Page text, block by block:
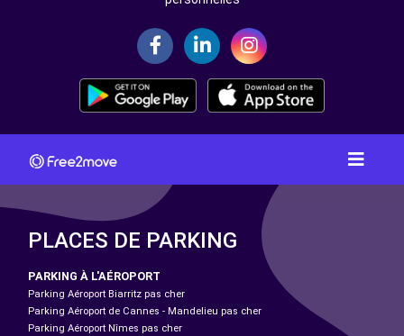
PLACES DE PARKING
PARKING À L'AÉROPORT
Parking Aéroport Biarritz pas cher
Parking Aéroport de Cannes - Mandelieu pas cher
Parking Aéroport Nîmes pas cher